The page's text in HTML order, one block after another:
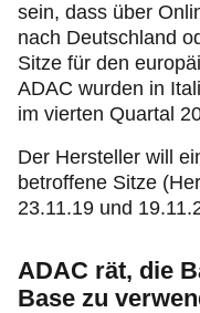
sein, dass über
nach Deutschland
Sitze für den
ADAC wurden in
im vierten Quartal
Der Hersteller will
betroffene Sitze
23.11.19 und
ADAC rät, die
Base zu